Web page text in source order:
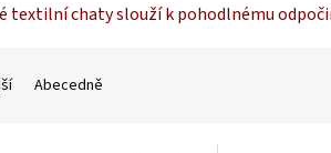
textilní chaty slouží k pohodlnému
Abecedně